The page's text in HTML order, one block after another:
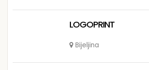
LOGOPRINT
Bijeljina